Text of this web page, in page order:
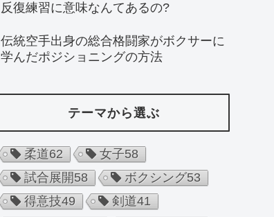
反復練習に意味なんてあるの?
伝統空手出身の総合格闘家がボクサーに
学んだポジショニングの方法
テーマから選ぶ
柔道62 女子58
試合展開58 ボクシング53
得意技49 剣道41